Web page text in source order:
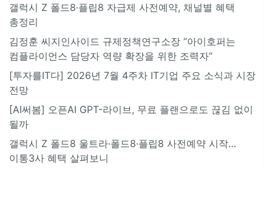
갤럭시 Z 폴드8·플립8 자급제 사전예약, 채널별 혜택
총정리
김정훈 씨지인사이드 규제정책연구소장 “아이호퍼는
컴플라이언스 담당자 역량 확장을 위한 조력자”
[투자를IT다] 2026년 7월 4주차 IT기업 주요 소식과 시장
전망
[AI써봄] 오픈AI GPT-라이브, 무료 플랜으로도 끊김 없이
될까
갤럭시 Z 폴드8 울트라·폴드8·플립8 사전예약 시작…
이통3사 혜택 살펴보니